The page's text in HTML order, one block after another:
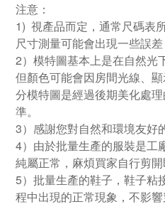
注意：
1) 視產品而定，通常尺碼表
尺寸測量可能會出現一些誤差
2）模特圖基本上是在自然光
但顏色可能會因房間光線、
分模特圖是經過後期美化處
準。
3）感謝您對自然和環境友好
4）由於批量生產的服裝是工
純屬正常，麻煩買家自行剪開
5）批量生產的鞋子，鞋子粘
程中出現的正常現象，不影響